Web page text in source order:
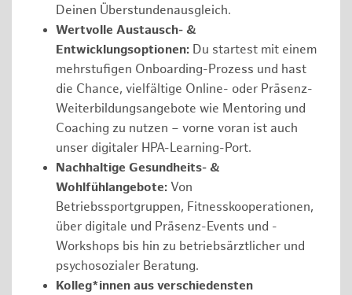
Deinen Überstundenausgleich.
Wertvolle Austausch- &
Entwicklungsoptionen: Du startest mit einem
mehrstufigen Onboarding-Prozess und hast
die Chance, vielfältige Online- oder Präsenz-
Weiterbildungsangebote wie Mentoring und
Coaching zu nutzen – vorne voran ist auch
unser digitaler HPA-Learning-Port.
Nachhaltige Gesundheits- &
Wohlfühlangebote: Von
Betriebssportgruppen, Fitnesskooperationen,
über digitale und Präsenz-Events und -
Workshops bis hin zu betriebsärztlicher und
psychosozialer Beratung.
Kolleg*innen aus verschiedensten